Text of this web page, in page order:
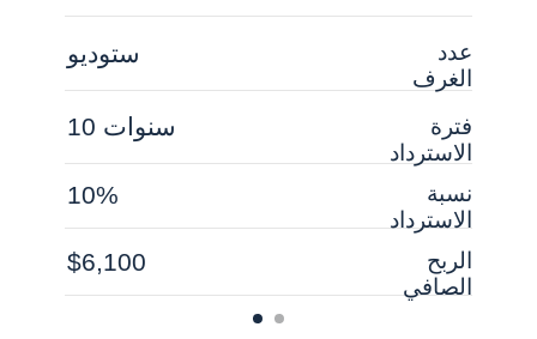
عدد
الغرف
ستوديو
فترة
الاسترداد
نسبة
الاسترداد
10 سنوات
الربح
الصافي
10%
$6,100